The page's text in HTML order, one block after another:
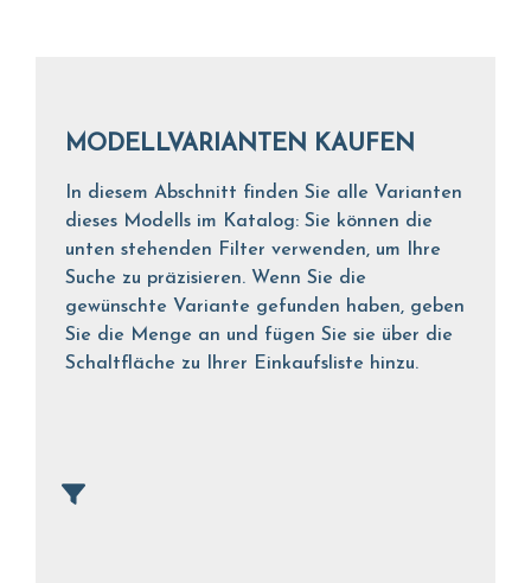
MODELLVARIANTEN KAUFEN
In diesem Abschnitt finden Sie alle Varianten
dieses Modells im Katalog: Sie können die
unten stehenden Filter verwenden, um Ihre
Suche zu präzisieren. Wenn Sie die
gewünschte Variante gefunden haben, geben
Sie die Menge an und fügen Sie sie über die
Schaltfläche zu Ihrer Einkaufsliste hinzu.